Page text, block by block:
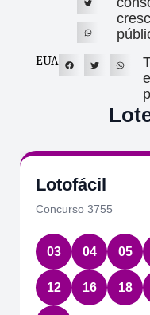
EUA
Lotofácil
Concurso 3755
03 04 05
12 16 18